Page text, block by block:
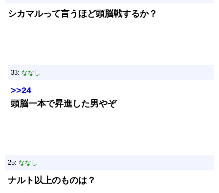
シカマルって言うほど頭脳戦するか？
33: ななし
>>24
頭脳一本で昇進した男やぞ
25: ななし
ナルト以上のものは？